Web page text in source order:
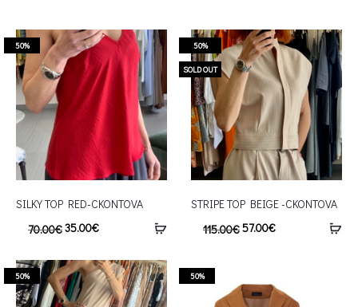
50%
SILKY TOP RED-CKONTOVA
70.00€35.00€
50%
SOLD OUT
STRIPE TOP BEIGE -CKONTOVA
115.00€57.00€
50% 50%